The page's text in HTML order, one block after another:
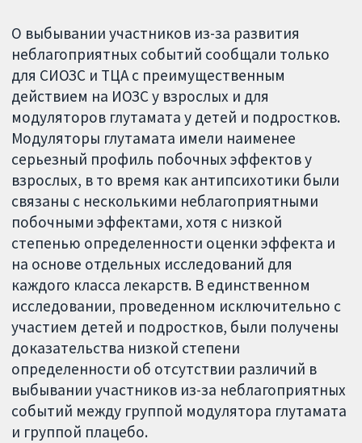
О выбывании участников из-за развития
неблагоприятных событий сообщали только
для СИОЗС и ТЦА с преимущественным
действием на ИОЗС у взрослых и для
модуляторов глутамата у детей и подростков.
Модуляторы глутамата имели наименее
серьезный профиль побочных эффектов у
взрослых, в то время как антипсихотики были
связаны с несколькими неблагоприятными
побочными эффектами, хотя с низкой
степенью определенности оценки эффекта и
на основе отдельных исследований для
каждого класса лекарств. В единственном
исследовании, проведенном исключительно с
участием детей и подростков, были получены
доказательства низкой степени
определенности об отсутствии различий в
выбывании участников из-за неблагоприятных
событий между группой модулятора глутамата
и группой плацебо.